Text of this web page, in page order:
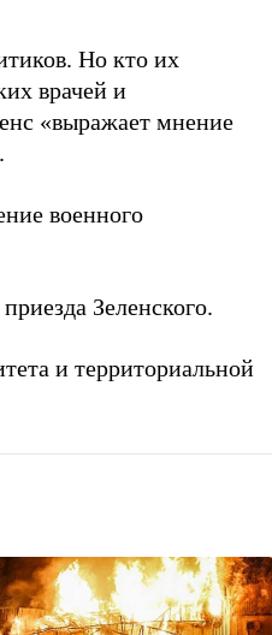
Но кто их
врачей и
«выражает мнение
военного
Зеленского.
и территориальной